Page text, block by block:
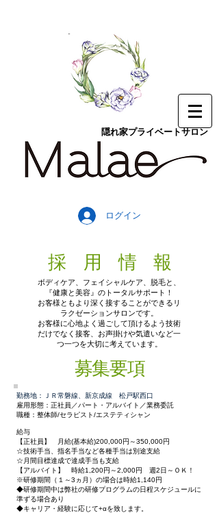
隠れ家プライベートサロン
ログイン
採 用 情 報
ボディケア、フェイシャルケア、脱毛と、
『健康と美容』のトータルサポート！
お客様ともより深く接することができるリ
ラクゼーションサロンです。
お客様に心地よく過ごして頂けるよう技術
だけでなく接客、お声掛けや気遣いなど一
つ一つを大切に考えています。
募集要項
勤務地：ＪＲ常磐線、新京成線 松戸駅西口
雇用形態：正社員／パート・アルバイト／業務委託
職種：整体師/セラピスト/エステティシャン
給与
【正社員】 月給(基本給)200,000円～350,000円
☆技術手当、指名手当など各種手当は別途支給
☆月間目標達成で達成手当も支給
【アルバイト】 時給1,200円～2,000円 週2日～ＯＫ！
※研修期間（１～3ヵ月）の場合は時給1,140円
◆研修期間中は弊社の研修プログラムの日程スケジュールに
準ずる場合あり
◆キャリア・経験に応じて+αを致します。